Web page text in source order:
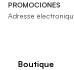
PROMOCIONES
Adresse
Boutique